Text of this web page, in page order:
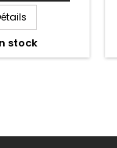
30
cm Poids: 17
européenne
stock